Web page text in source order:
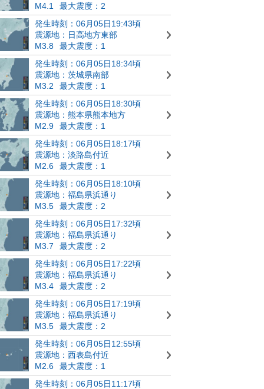
M4.1
最大震度：2
発生時刻：06月05日19:43頃
震源地：日高地方東部
M3.8
最大震度：1
発生時刻：06月05日18:34頃
震源地：茨城県南部
M3.2
最大震度：1
発生時刻：06月05日18:30頃
震源地：熊本県熊本地方
M2.9
最大震度：1
発生時刻：06月05日18:17頃
震源地：淡路島付近
M2.6
最大震度：1
発生時刻：06月05日18:10頃
震源地：福島県浜通り
M3.5
最大震度：2
発生時刻：06月05日17:32頃
震源地：福島県浜通り
M3.7
最大震度：2
発生時刻：06月05日17:22頃
震源地：福島県浜通り
M3.4
最大震度：2
発生時刻：06月05日17:19頃
震源地：福島県浜通り
M3.5
最大震度：2
発生時刻：06月05日12:55頃
震源地：西表島付近
M2.6
最大震度：1
発生時刻：06月05日11:17頃